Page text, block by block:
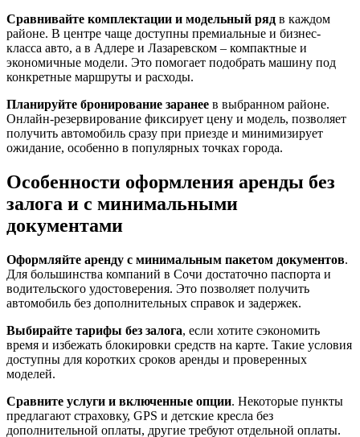
Сравнивайте комплектации и модельный ряд в каждом
районе. В центре чаще доступны премиальные и бизнес-
класса авто, а в Адлере и Лазаревском – компактные и
экономичные модели. Это помогает подобрать машину под
конкретные маршруты и расходы.
Планируйте бронирование заранее в выбранном районе.
Онлайн-резервирование фиксирует цену и модель, позволяет
получить автомобиль сразу при приезде и минимизирует
ожидание, особенно в популярных точках города.
Особенности оформления аренды без
залога и с минимальными
документами
Оформляйте аренду с минимальным пакетом документов.
Для большинства компаний в Сочи достаточно паспорта и
водительского удостоверения. Это позволяет получить
автомобиль без дополнительных справок и задержек.
Выбирайте тарифы без залога, если хотите сэкономить
время и избежать блокировки средств на карте. Такие условия
доступны для коротких сроков аренды и проверенных
моделей.
Сравните услуги и включенные опции. Некоторые пункты
предлагают страховку, GPS и детские кресла без
дополнительной оплаты, другие требуют отдельной оплаты.